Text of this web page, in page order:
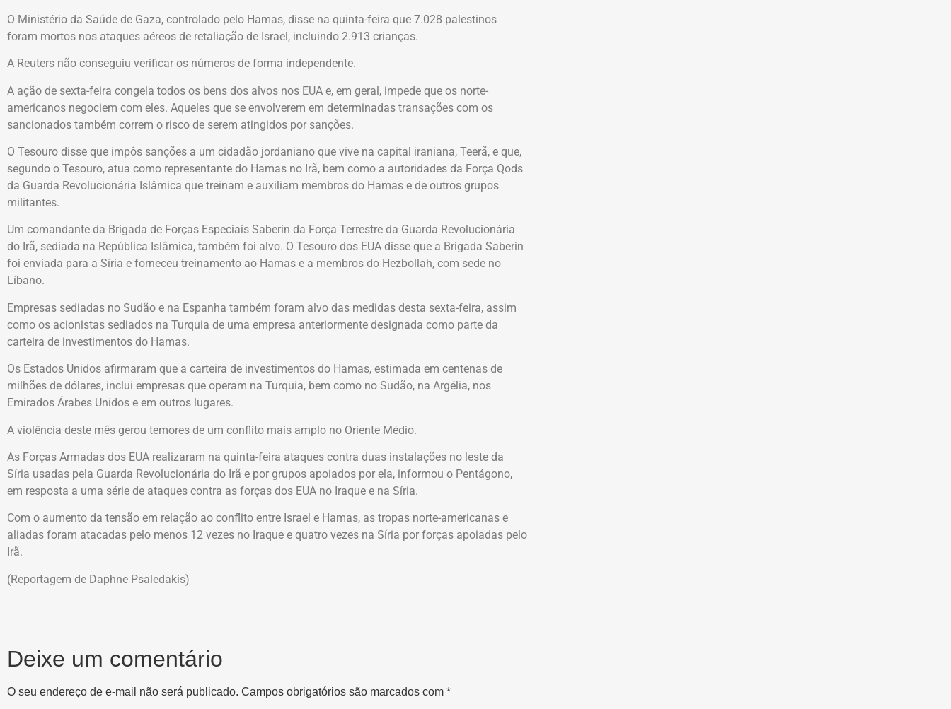
O Ministério da Saúde de Gaza, controlado pelo Hamas, disse na quinta-feira que 7.028 palestinos
foram mortos nos ataques aéreos de retaliação de Israel, incluindo 2.913 crianças.
A Reuters não conseguiu verificar os números de forma independente.
A ação de sexta-feira congela todos os bens dos alvos nos EUA e, em geral, impede que os norte-
americanos negociem com eles. Aqueles que se envolverem em determinadas transações com os
sancionados também correm o risco de serem atingidos por sanções.
O Tesouro disse que impôs sanções a um cidadão jordaniano que vive na capital iraniana, Teerã, e que,
segundo o Tesouro, atua como representante do Hamas no Irã, bem como a autoridades da Força Qods
da Guarda Revolucionária Islâmica que treinam e auxiliam membros do Hamas e de outros grupos
militantes.
Um comandante da Brigada de Forças Especiais Saberin da Força Terrestre da Guarda Revolucionária
do Irã, sediada na República Islâmica, também foi alvo. O Tesouro dos EUA disse que a Brigada Saberin
foi enviada para a Síria e forneceu treinamento ao Hamas e a membros do Hezbollah, com sede no
Líbano.
Empresas sediadas no Sudão e na Espanha também foram alvo das medidas desta sexta-feira, assim
como os acionistas sediados na Turquia de uma empresa anteriormente designada como parte da
carteira de investimentos do Hamas.
Os Estados Unidos afirmaram que a carteira de investimentos do Hamas, estimada em centenas de
milhões de dólares, inclui empresas que operam na Turquia, bem como no Sudão, na Argélia, nos
Emirados Árabes Unidos e em outros lugares.
A violência deste mês gerou temores de um conflito mais amplo no Oriente Médio.
As Forças Armadas dos EUA realizaram na quinta-feira ataques contra duas instalações no leste da
Síria usadas pela Guarda Revolucionária do Irã e por grupos apoiados por ela, informou o Pentágono,
em resposta a uma série de ataques contra as forças dos EUA no Iraque e na Síria.
Com o aumento da tensão em relação ao conflito entre Israel e Hamas, as tropas norte-americanas e
aliadas foram atacadas pelo menos 12 vezes no Iraque e quatro vezes na Síria por forças apoiadas pelo
Irã.
(Reportagem de Daphne Psaledakis)
Deixe um comentário
O seu endereço de e-mail não será publicado. Campos obrigatórios são marcados com *